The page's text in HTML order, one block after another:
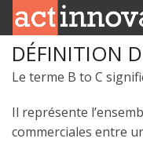
RUBRIQUES
CONTACT
DÉFINITION
Le terme B to C
Il représente
commerciales entre